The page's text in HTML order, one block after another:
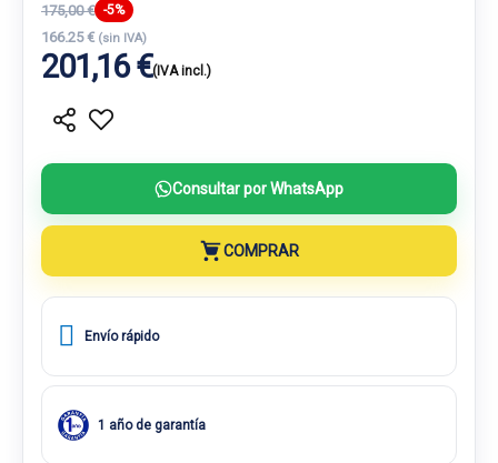
175,00 € -5%
166.25 € (sin IVA)
201,16 €(IVA incl.)
Consultar por WhatsApp
COMPRAR
Envío rápido
1 año de garantía